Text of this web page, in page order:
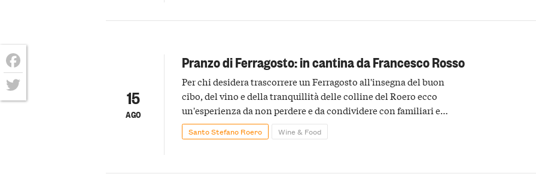
15
AGO
Pranzo di Ferragosto: in cantina da Francesco Rosso
Per chi desidera trascorrere un Ferragosto all'insegna del buon
cibo, del vino e della tranquillità delle colline del Roero ecco
un'esperienza da non perdere e da condividere con familiari e
amici.
Santo Stefano Roero Wine & Food
Facebook
Twitter